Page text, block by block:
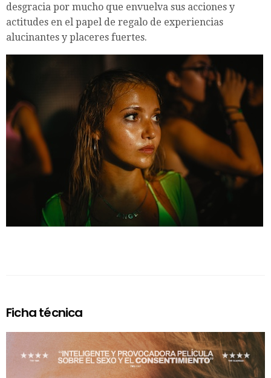
desgracia por mucho que envuelva sus acciones y
actitudes en el papel de regalo de experiencias
alucinantes y placeres fuertes.
Ficha técnica